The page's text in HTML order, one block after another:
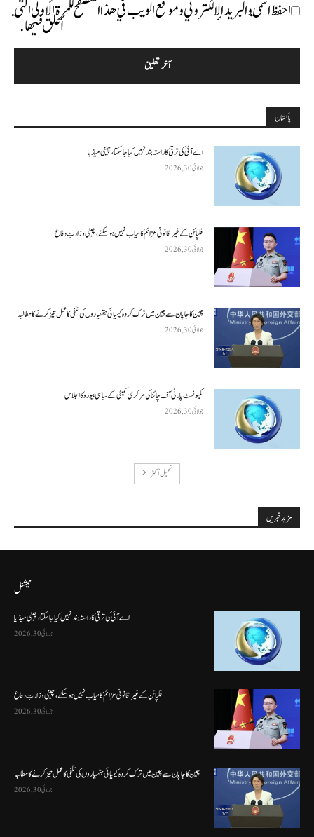
احفظ اسمي والبريد الإلكتروني وموقع الويب في هذا المتصفح للمرة الأولى التي
أعلق فيها.
پاکستان
اے آئی کی ترقی کا راستہ بند نہیں کیا جا سکتا، چینی میڈیا
جولائی 30, 2026
فلپائن کے غیر قانونی عزائم کامیاب نہیں ہو سکتے ، چینی وزارتِ دفاع
جولائی 30, 2026
چین کا جاپان سے چین میں ترک کردہ کیمیائی ہتھیاروں کی تلفی کا عمل تیز کرنے کا مطالبہ
جولائی 30, 2026
کمیونسٹ پارٹی آف چائنا کی مرکزی کمیٹی کے سیاسی بیورو کا اجلاس
جولائی 30, 2026
تحميل أكثر
مزید خبریں
نیشنل
اے آئی کی ترقی کا راستہ بند نہیں کیا جا سکتا، چینی میڈیا
جولائی 30, 2026
فلپائن کے غیر قانونی عزائم کامیاب نہیں ہو سکتے ، چینی وزارتِ دفاع
جولائی 30, 2026
چین کا جاپان سے چین میں ترک کردہ کیمیائی ہتھیاروں کی تلفی کا عمل تیز کرنے کا مطالبہ
جولائی 30, 2026